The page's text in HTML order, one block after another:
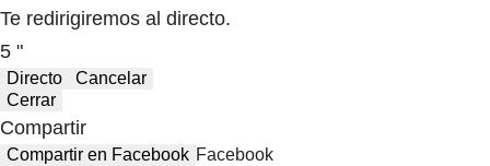
Te redirigiremos al directo.
5 "
Directo
Cancelar
Cerrar
Compartir
Compartir en Facebook Facebook